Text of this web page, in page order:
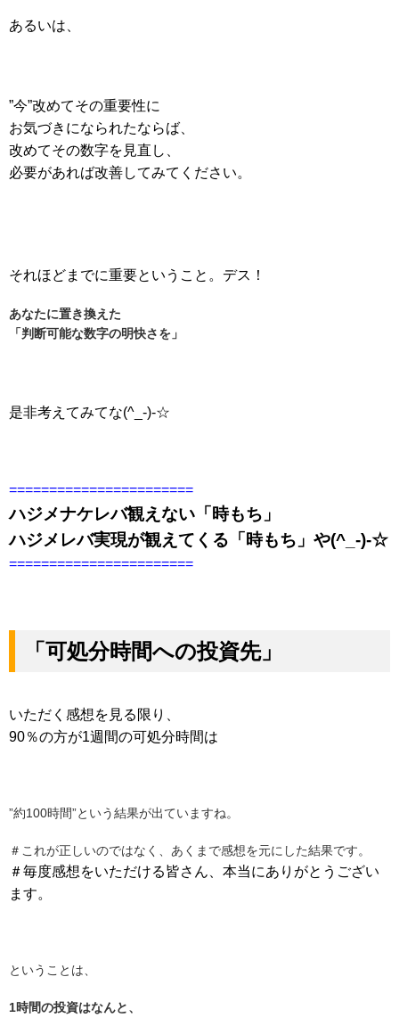
あるいは、
”今”改めてその重要性に
お気づきになられたならば、
改めてその数字を見直し、
必要があれば改善してみてください。
それほどまでに重要ということ。デス！
あなたに置き換えた
「判断可能な数字の明快さを」
是非考えてみてな(^_-)-☆
=======================
ハジメナケレバ観えない「時もち」
ハジメレバ実現が観えてくる「時もち」や(^_-)-☆
=======================
「可処分時間への投資先」
いただく感想を見る限り、
90％の方が1週間の可処分時間は
”約100時間”という結果が出ていますね。
＃これが正しいのではなく、あくまで感想を元にした結果です。
＃毎度感想をいただける皆さん、本当にありがとうござい
ます。
ということは、
1時間の投資はなんと、